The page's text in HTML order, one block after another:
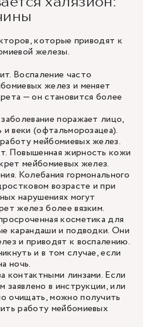
которые приводят к
железы.
Воспаление часто
желез и меняет
— он становится более
поражает лицо,
и веки (офтальморозацеа).
мейбомиевых желез.
Повышенная жирность кожи
мейбомиевых желез.
Колебания гормонального
возрасте и при
нарушениях могут
желез более вязким.
косметика для
карандаши и подводки. Они
и приводят к воспалению.
и в том случае, если
ночь.
контактными линзами. Если
заявлено в инструкции, или
очищать, можно получить
работу мейбомиевых